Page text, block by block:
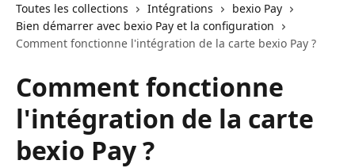
Toutes les collections Intégrations
bexio Pay
Bien démarrer avec bexio Pay et la configuration
Comment fonctionne l'intégration de la carte bexio Pay ?
Comment fonctionne
l'intégration de la carte
bexio Pay ?